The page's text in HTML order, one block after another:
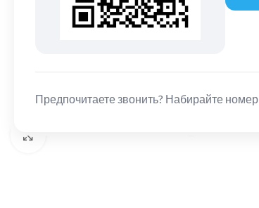
Предпочитаете звонить? Набирайте номер